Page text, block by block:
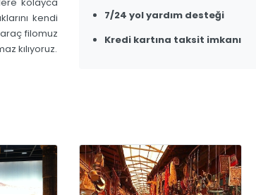
kendi
araç filomuz
kılıyoruz.
7/24 yol yardım desteği
Kredi kartına taksit imkanı